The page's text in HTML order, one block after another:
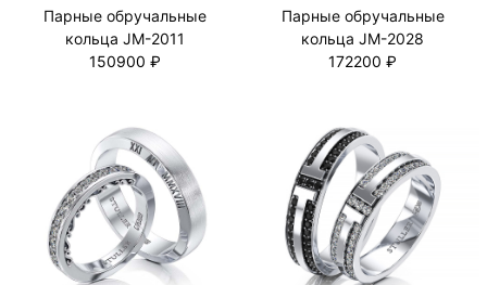
Парные обручальные
кольца JM-2011
150900 ₽
Парные обручальные
кольца JM-2028
172200 ₽